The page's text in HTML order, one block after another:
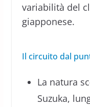
variabilità del
giapponese.
Il circuito dal
La natura
Suzuka,